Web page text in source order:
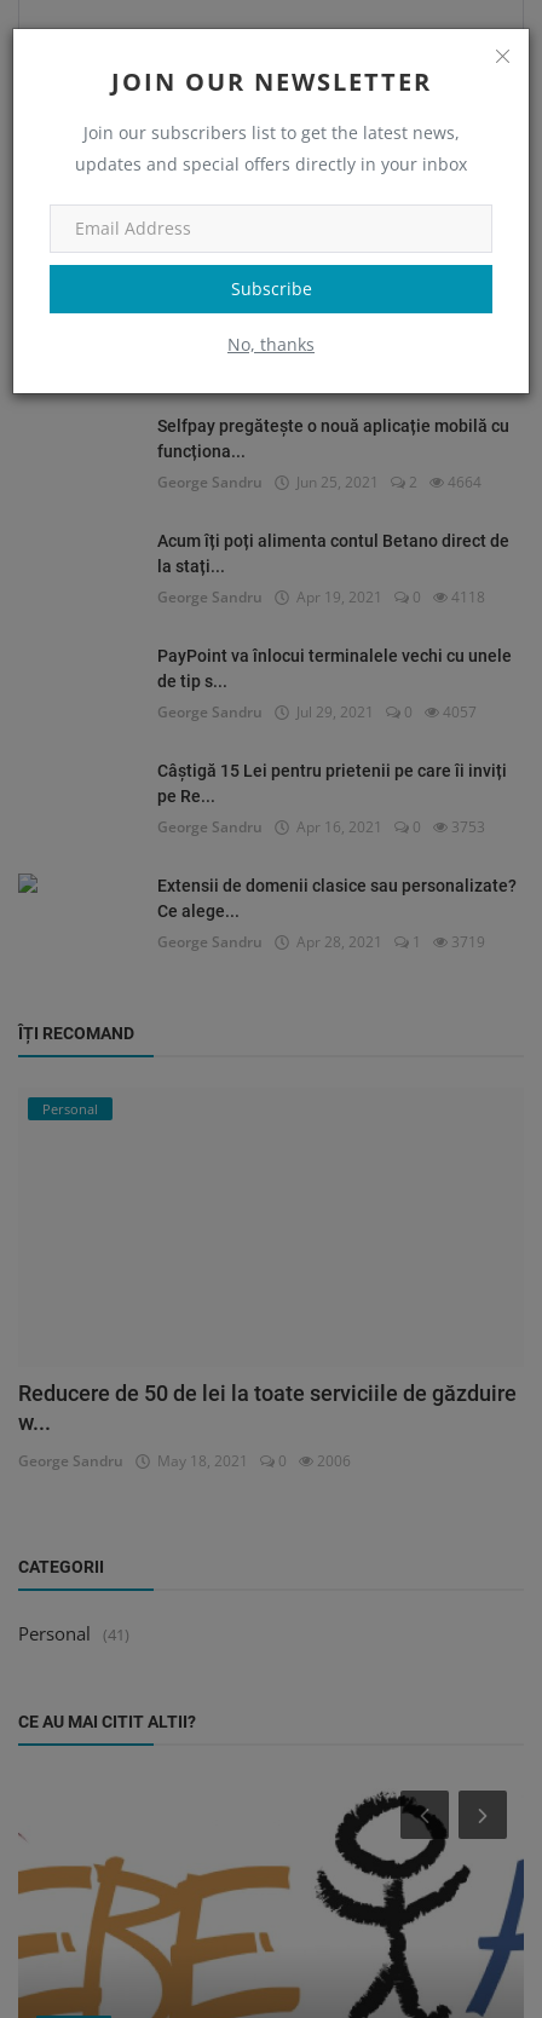
JOIN OUR NEWSLETTER
Join our subscribers list to get the latest news,
updates and special offers directly in your inbox
Subscribe
No, thanks
Selfpay pregătește o nouă aplicație mobilă cu
funcționa...
George Sandru Jun 25, 2021 2 4664
Acum îți poți alimenta contul Betano direct de
la stați...
George Sandru Apr 19, 2021 0 4118
PayPoint va înlocui terminalele vechi cu unele
de tip s...
George Sandru Jul 29, 2021 0 4057
Câștigă 15 Lei pentru prietenii pe care îi inviți
pe Re...
George Sandru Apr 16, 2021 0 3753
Extensii de domenii clasice sau personalizate?
Ce alege...
George Sandru Apr 28, 2021 1 3719
ÎȚI RECOMAND
Personal
Reducere de 50 de lei la toate serviciile de găzduire
w...
George Sandru May 18, 2021 0 2006
CATEGORII
Personal (41)
CE AU MAI CITIT ALTII?